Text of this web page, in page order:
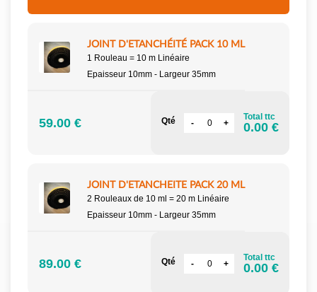
JOINT D'ETANCHÉITÉ PACK 10 ML
1 Rouleau = 10 m Linéaire
Epaisseur 10mm - Largeur 35mm
59.00 € Qté Total ttc
0.00 €
JOINT D'ETANCHEITE PACK 20 ML
2 Rouleaux de 10 ml = 20 m Linéaire
Epaisseur 10mm - Largeur 35mm
89.00 € Qté Total ttc
0.00 €